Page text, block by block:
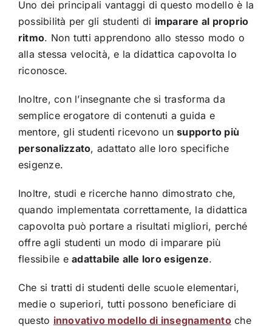
Uno dei principali vantaggi di questo modello è la
possibilità per gli studenti di imparare al proprio
ritmo. Non tutti apprendono allo stesso modo o
alla stessa velocità, e la didattica capovolta lo
riconosce.
Inoltre, con l’insegnante che si trasforma da
semplice erogatore di contenuti a guida e
mentore, gli studenti ricevono unsupporto più
personalizzato, adattato alle loro specifiche
esigenze.
Inoltre, studi e ricerche hanno dimostrato che,
quando implementata correttamente, la didattica
capovolta può portare a risultati migliori, perché
offre agli studenti un modo di imparare più
flessibile eadattabile alle loro esigenze.
Che si tratti di studenti delle scuole elementari,
medie o superiori, tutti possono beneficiare di
questo innovativo modello di insegnamentoche